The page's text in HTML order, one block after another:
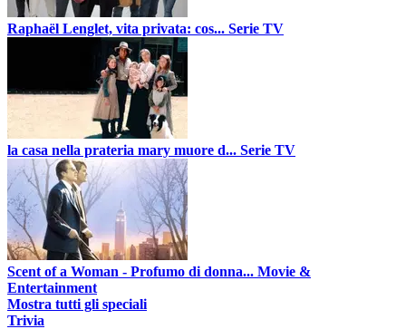
Raphaël Lenglet, vita privata: cos... Serie TV
la casa nella prateria mary muore d... Serie TV
Scent of a Woman - Profumo di donna... Movie &
Entertainment
Mostra tutti gli speciali
Trivia